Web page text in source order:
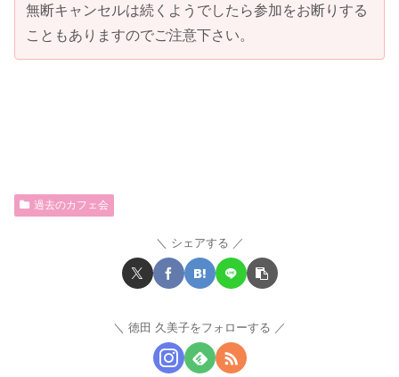
無断キャンセルは続くようでしたら参加をお断りする
こともありますのでご注意下さい。
過去のカフェ会
シェアする
徳田 久美子をフォローする